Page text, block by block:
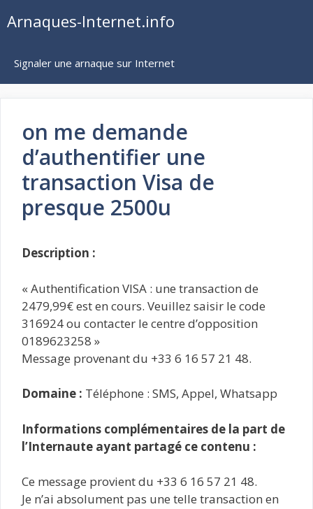
auArnaques-Internet.info
Signaler une arnaque sur Internet
on me demande
d’authentifier une
transaction Visa de
presque 2500u
Description :
« Authentification VISA : une transaction de
2479,99€ est en cours. Veuillez saisir le code
316924 ou contacter le centre d’opposition
0189623258 »
Message provenant du +33 6 16 57 21 48.
Domaine : Téléphone : SMS, Appel, Whatsapp
Informations complémentaires de la part de
l’Internaute ayant partagé ce contenu :
Ce message provient du +33 6 16 57 21 48.
Je n’ai absolument pas une telle transaction en